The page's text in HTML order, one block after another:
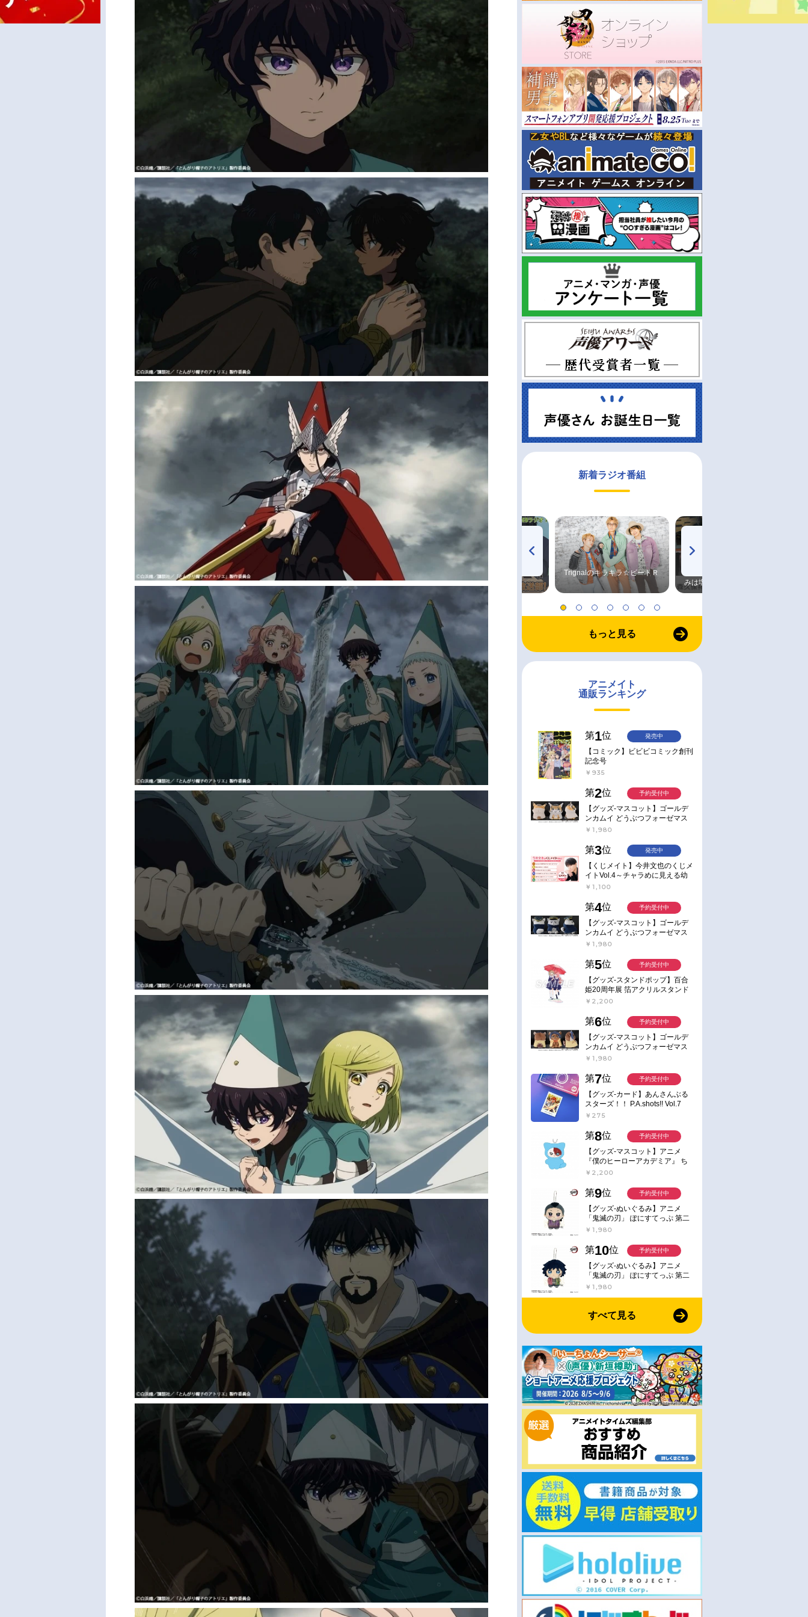
新着ラジオ番組
TVアニメ『戦隊大失格』
radio 大直会 2nd season
ハイキュー!! 烏野高校放送部! Trignalのキラキラ☆ビートＲ
みは塩だけ
もっと見る
アニメイト
通販ランキング
第1位
【コミック】ビビビコミック創刊
記念号
￥935
発売中
第2位
【グッズ-マスコット】ゴールデ
ンカムイ どうぶつフォーゼマス
コット 4.尾形百之助【再販】
￥1,980
予約受付中
第3位
【くじメイト】今井文也のくじメ
イトVol.4～チャラめに見える幼
馴染、実は一途で独占欲が強いん
￥1,100
発売中
第4位
【グッズ-マスコット】ゴールデ
ンカムイ どうぶつフォーゼマス
コット 5.月島軍曹【再販】
￥1,980
予約受付中
第5位
【グッズ-スタンドポップ】百合
姫20周年展 箔アクリルスタンド
E：あおのなち
￥2,200
予約受付中
第6位
【グッズ-マスコット】ゴールデ
ンカムイ どうぶつフォーゼマス
コット 6.鯉登少尉【再販】
￥1,980
予約受付中
第7位
【グッズ-カード】あんさんぶる
スターズ！！ P.A.shots!! Vol.7
Action
￥275
予約受付中
第8位
【グッズ-マスコット】アニメ
『僕のヒーローアカデミア』 ち
みけもますこっと 7.轟凍焦
￥2,200
予約受付中
第9位
【グッズ-ぬいぐるみ】アニメ
「鬼滅の刃」 ぽにすてっぷ 第二
弾 不死川 玄弥
￥1,980
予約受付中
第10位
【グッズ-ぬいぐるみ】アニメ
「鬼滅の刃」 ぽにすてっぷ 第二
弾 冨岡 義勇
￥1,980
予約受付中
すべて見る